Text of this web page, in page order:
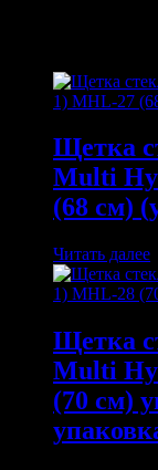
Щетка
Multi
(68 см)
Читать далее
Щетка
Multi
(70 см)